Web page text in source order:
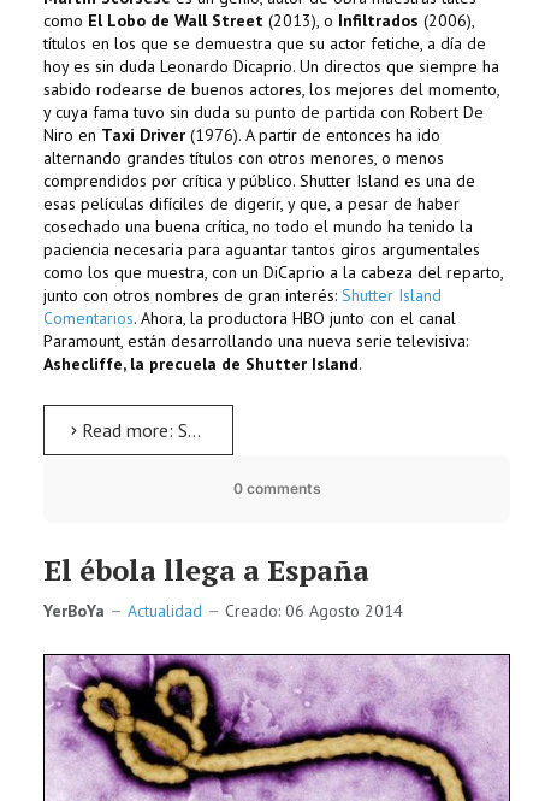
como El Lobo de Wall Street (2013), o Infiltrados (2006),
títulos en los que se demuestra que su actor fetiche, a día de
hoy es sin duda Leonardo Dicaprio. Un directos que siempre ha
sabido rodearse de buenos actores, los mejores del momento,
y cuya fama tuvo sin duda su punto de partida con Robert De
Niro en Taxi Driver (1976). A partir de entonces ha ido
alternando grandes títulos con otros menores, o menos
comprendidos por crítica y público. Shutter Island es una de
esas películas difíciles de digerir, y que, a pesar de haber
cosechado una buena crítica, no todo el mundo ha tenido la
paciencia necesaria para aguantar tantos giros argumentales
como los que muestra, con un DiCaprio a la cabeza del reparto,
junto con otros nombres de gran interés: Shutter Island
Comentarios. Ahora, la productora HBO junto con el canal
Paramount, están desarrollando una nueva serie televisiva:
Ashecliffe, la precuela de Shutter Island.
Read more: Shutter Island. Nueva serie TV a modo de precuela
0 comments
El ébola llega a España
YerBoYa Actualidad Creado: 06 Agosto 2014